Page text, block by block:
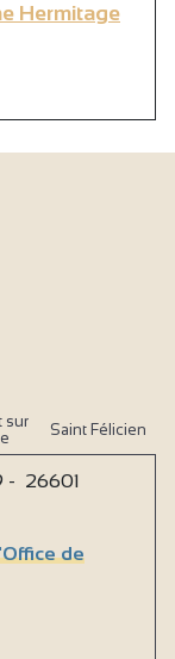
Hermitage
sur
Saint Félicien
- 26601
de